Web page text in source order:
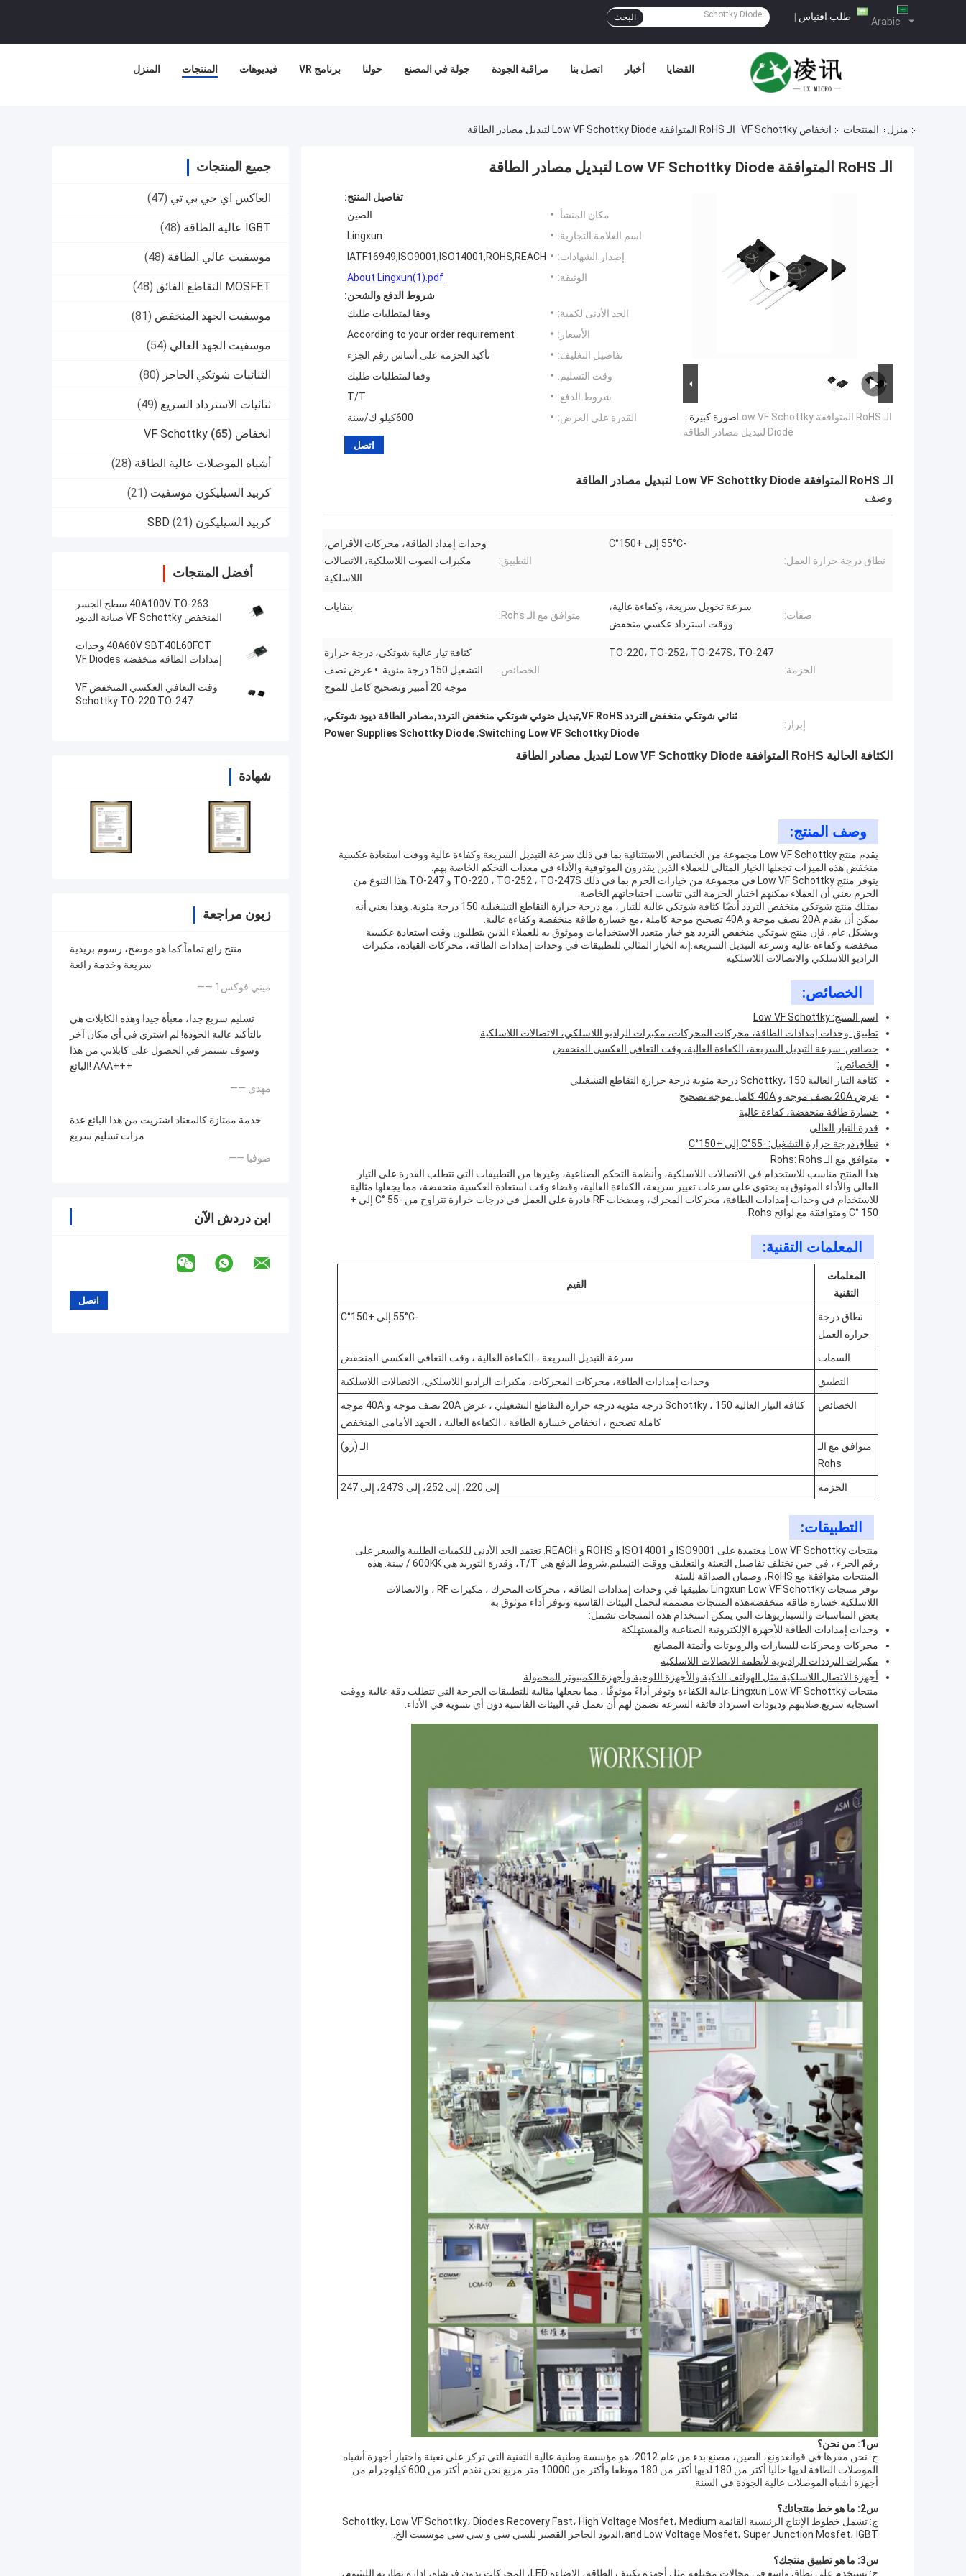
Arabic طلب اقتباس | البحث
المنزل المنتجات فيديوهات برنامج VR حولنا جولة في المصنع مراقبة الجودة اتصل بنا أخبار القضايا
منزل المنتجات انخفاض VF Schottky الـ RoHS المتوافقة Low VF Schottky Diode لتبديل مصادر الطاقة
جميع المنتجات
العاكس اي جي بي تي (47)
IGBT عالية الطاقة (48)
موسفيت عالي الطاقة (48)
MOSFET التقاطع الفائق (48)
موسفيت الجهد المنخفض (81)
موسفيت الجهد العالي (54)
الثنائيات شوتكي الحاجز (80)
ثنائيات الاسترداد السريع (49)
انخفاض VF Schottky (65)
أشباه الموصلات عالية الطاقة (28)
كربيد السيليكون موسفيت (21)
كربيد السيليكون SBD (21)
أفضل المنتجات
40A100V TO-263 سطح الجسر
المنخفض VF Schottky صيانة الديود
40A60V SBT40L60FCT وحدات
إمدادات الطاقة منخفضة VF Diodes
وقت التعافي العكسي المنخفض VF
Schottky TO-220 TO-247
شهادة
زبون مراجعة
منتج رائع تماماً كما هو موضح، رسوم بريدية
سريعة وخدمة رائعة
—— ميني فوكس1
تسليم سريع جدا، معبأة جيدا وهذه الكابلات هي
بالتأكيد عالية الجودة! لم اشتري في أي مكان آخر
وسوف تستمر في الحصول على كابلاتي من هذا
البائع! AAA+++
—— مهدي
خدمة ممتازة كالمعتاد اشتريت من هذا البائع عدة
مرات تسليم سريع
—— صوفيا
ابن دردش الآن
الـ RoHS المتوافقة Low VF Schottky Diode لتبديل مصادر الطاقة
صورة كبيرة :الـ RoHS المتوافقة Low VF Schottky
Diode لتبديل مصادر الطاقة
تفاصيل المنتج:
مكان المنشأ:
الصين
اسم العلامة التجارية:
Lingxun
إصدار الشهادات:
IATF16949,ISO9001,ISO14001,ROHS,REACH
الوثيقة:
About Lingxun(1).pdf
شروط الدفع والشحن:
الحد الأدنى لكمية:
وفقا لمتطلبات طلبك
الأسعار:
According to your order requirement
تفاصيل التغليف:
تأكيد الحزمة على أساس رقم الجزء
وقت التسليم:
وفقا لمتطلبات طلبك
شروط الدفع:
T/T
القدرة على العرض:
600كيلو ك/سنة
اتصل
الـ RoHS المتوافقة Low VF Schottky Diode لتبديل مصادر الطاقة
وصف
نطاق درجة حرارة العمل:
-55°C إلى +150°C
التطبيق:
وحدات إمداد الطاقة، محركات الأقراص،
مكبرات الصوت اللاسلكية، الاتصالات
اللاسلكية
صفات:
سرعة تحويل سريعة، وكفاءة عالية،
ووقت استرداد عكسي منخفض
متوافق مع الـ Rohs:
بنفايات
الحزمة:
TO-220، TO-252، TO-247S، TO-247
الخصائص:
كثافة تيار عالية شوتكي، درجة حرارة
التشغيل 150 درجة مئوية. • عرض نصف
موجة 20 أمبير وتصحيح كامل للموج
إبراز:
ثنائي شوتكي منخفض التردد VF RoHS,تبديل ضوئي شوتكي منخفض التردد,مصادر الطاقة ديود شوتكي
,
Switching Low VF Schottky Diode
,
Power Supplies Schottky Diode
الكثافة الحالية RoHS المتوافقة Low VF Schottky Diode لتبديل مصادر الطاقة
وصف المنتج:
يقدم منتج Low VF Schottky مجموعة من الخصائص الاستثنائية بما في ذلك سرعة التبديل السريعة وكفاءة عالية ووقت استعادة عكسية
منخفض.هذه الميزات تجعلها الخيار المثالي للعملاء الذين يقدرون الموثوقية والأداء في معدات التحكم الخاصة بهم.
يتوفر منتج Low VF Schottky في مجموعة من خيارات الحزم بما في ذلك TO-220 ، TO-252 ، TO-247S و TO-247.هذا التنوع من
الحزم يعني أن العملاء يمكنهم اختيار الحزمة التي تناسب احتياجاتهم الخاصة.
يمتلك منتج شوتكي منخفض التردد أيضًا كثافة شوتكي عالية للتيار ، مع درجة حرارة التقاطع التشغيلية 150 درجة مئوية. وهذا يعني أنه
يمكن أن يقدم 20A نصف موجة و 40A تصحيح موجة كاملة ،مع خسارة طاقة منخفضة وكفاءة عالية.
وبشكل عام، فإن منتج شوتكي منخفض التردد هو خيار متعدد الاستخدامات وموثوق به للعملاء الذين يتطلبون وقت استعادة عكسية
منخفضة وكفاءة عالية وسرعة التبديل السريعة.إنه الخيار المثالي للتطبيقات في وحدات إمدادات الطاقة، محركات القيادة، مكبرات
الراديو اللاسلكي والاتصالات اللاسلكية.
الخصائص:
اسم المنتج: Low VF Schottky
تطبيق: وحدات إمدادات الطاقة، محركات المحركات، مكبرات الراديو اللاسلكي، الاتصالات اللاسلكية
خصائص: سرعة التبديل السريعة، الكفاءة العالية، وقت التعافي العكسي المنخفض
الخصائص:
كثافة التيار العالية Schottky، 150 درجة مئوية درجة حرارة التقاطع التشغيلي
عرض 20A نصف موجة و 40A كامل موجة تصحيح
خسارة طاقة منخفضة، كفاءة عالية
قدرة التيار العالي
نطاق درجة حرارة التشغيل: -55°C إلى +150°C
متوافق مع الـ Rohs: Rohs
هذا المنتج مناسب للاستخدام في الاتصالات اللاسلكية، وأنظمة التحكم الصناعية، وغيرها من التطبيقات التي تتطلب القدرة على التيار
العالي والأداء الموثوق به.يحتوي على سرعات تغيير سريعة، الكفاءة العالية، وقضاء وقت استعادة العكسية منخفضة، مما يجعلها مثالية
للاستخدام في وحدات إمدادات الطاقة، محركات المحرك، ومضخات RF.قادرة على العمل في درجات حرارة تتراوح من -55 °C إلى +
150 °C ومتوافقة مع لوائح Rohs.
المعلمات التقنية:
المعلمات
التقنية
القيم
نطاق درجة
حرارة العمل
-55°C إلى +150°C
السمات سرعة التبديل السريعة ، الكفاءة العالية ، وقت التعافي العكسي المنخفض
التطبيق وحدات إمدادات الطاقة، محركات المحركات، مكبرات الراديو اللاسلكي، الاتصالات اللاسلكية
الخصائص
كثافة التيار العالية Schottky ، 150 درجة مئوية درجة حرارة التقاطع التشغيلي ، عرض 20A نصف موجة و 40A موجة
كاملة تصحيح ، انخفاض خسارة الطاقة ، الكفاءة العالية ، الجهد الأمامي المنخفض
متوافق مع الـ
Rohs
الـ (رو)
الحزمة إلى 220، إلى 252، إلى 247S، إلى 247
التطبيقات:
منتجات Low VF Schottky معتمدة على ISO9001 و ISO14001 و ROHS و REACH. تعتمد الحد الأدنى للكميات الطلبية والسعر على
رقم الجزء ، في حين تختلف تفاصيل التعبئة والتغليف ووقت التسليم.شروط الدفع هي T/T، وقدرة التوريد هي 600KK / سنة. هذه
المنتجات متوافقة مع RoHS، وضمان الصداقة للبيئة.
توفر منتجات Lingxun Low VF Schottky تطبيقها في وحدات إمدادات الطاقة ، محركات المحرك ، مكبرات RF ، والاتصالات
اللاسلكية.خسارة طاقة منخفضةهذه المنتجات مصممة لتحمل البيئات القاسية وتوفر أداء موثوق به.
بعض المناسبات والسيناريوهات التي يمكن استخدام هذه المنتجات تشمل:
وحدات إمدادات الطاقة للأجهزة الإلكترونية الصناعية والمستهلكة
محركات ومحركات للسيارات والروبوتات وأتمتة المصانع
مكبرات الترددات الراديوية لأنظمة الاتصالات اللاسلكية
أجهزة الاتصال اللاسلكية مثل الهواتف الذكية والأجهزة اللوحية وأجهزة الكمبيوتر المحمولة
منتجات Lingxun Low VF Schottky عالية الكفاءة وتوفر أداءً موثوقًا ، مما يجعلها مثالية للتطبيقات الحرجة التي تتطلب دقة عالية ووقت
استجابة سريع.صلابتهم وديودات استرداد فائقة السرعة تضمن لهم أن تعمل في البيئات القاسية دون أي تسوية في الأداء.
س1: من نحن؟
ج: نحن مقرها في قوانغدونغ، الصين، مصنع بدء من عام 2012، هو مؤسسة وطنية عالية التقنية التي تركز على تعبئة واختبار أجهزة أشباه
الموصلات الطاقة.لديها حاليا أكثر من 180 لديها أكثر من 180 موظفا وأكثر من 10000 متر مربع.نحن نقدم أكثر من 600 كيلوجرام من
أجهزة أشباه الموصلات عالية الجودة في السنة.
س2: ما هو خط منتجاتك؟
ج: تشمل خطوط الإنتاج الرئيسية القائمة Schottky، Low VF Schottky، Diodes Recovery Fast، High Voltage Mosfet، Medium
and Low Voltage Mosfet، Super Junction Mosfet، IGBT،الديود الحاجز القصير للسي سي و سي سي موسبيت الخ.
س3: ما هو تطبيق منتجك؟
ج: تستخدم على نطاق واسع في مجالات مختلفة مثل أجهزة تكييف الطاقة، الإضاءة LED، المحركات بدون فرشاة، إدارة بطارية الليثيوم،